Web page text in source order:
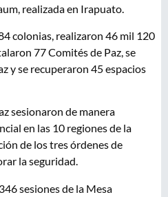
realizada en Irapuato.
colonias, realizaron 46 mil 120
77 Comités de Paz, se
y se recuperaron 45 espacios
sesionaron de manera
en las 10 regiones de la
de los tres órdenes de
la seguridad.
sesiones de la Mesa